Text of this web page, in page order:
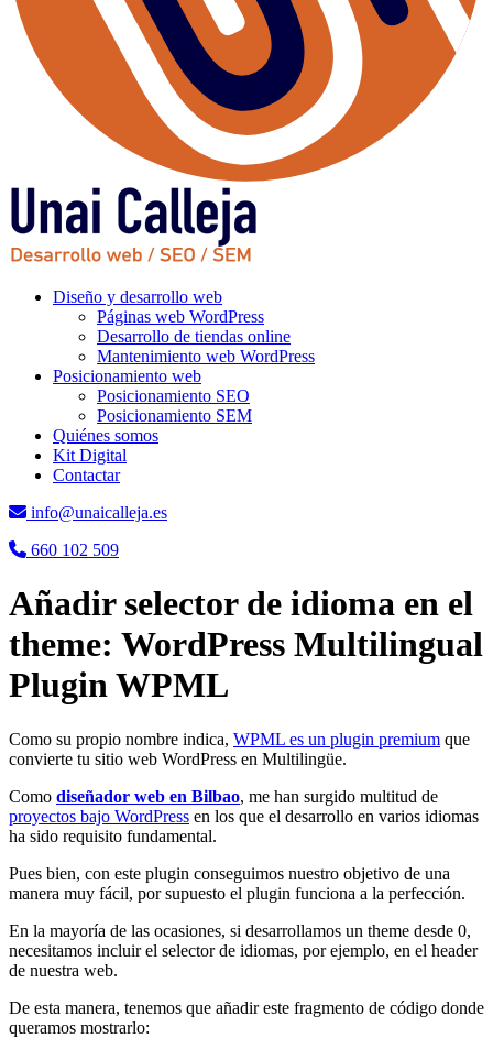
Diseño y desarrollo web
Páginas web WordPress
Desarrollo de tiendas online
Mantenimiento web WordPress
Posicionamiento web
Posicionamiento SEO
Posicionamiento SEM
Quiénes somos
Kit Digital
Contactar
info@unaicalleja.es
660 102 509
Añadir selector de idioma en el
theme: WordPress Multilingual
Plugin WPML
Como su propio nombre indica, WPML es un plugin premium que
convierte tu sitio web WordPress en Multilingüe.
Como diseñador web en Bilbao, me han surgido multitud de
proyectos bajo WordPress en los que el desarrollo en varios idiomas
ha sido requisito fundamental.
Pues bien, con este plugin conseguimos nuestro objetivo de una
manera muy fácil, por supuesto el plugin funciona a la perfección.
En la mayoría de las ocasiones, si desarrollamos un theme desde 0,
necesitamos incluir el selector de idiomas, por ejemplo, en el header
de nuestra web.
De esta manera, tenemos que añadir este fragmento de código donde
queramos mostrarlo: